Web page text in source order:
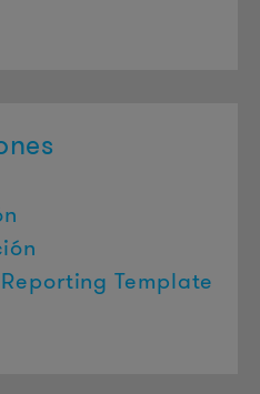
Template